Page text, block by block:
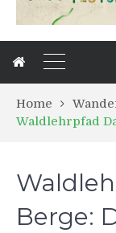
Home
Waldlehrpfad
Berge: